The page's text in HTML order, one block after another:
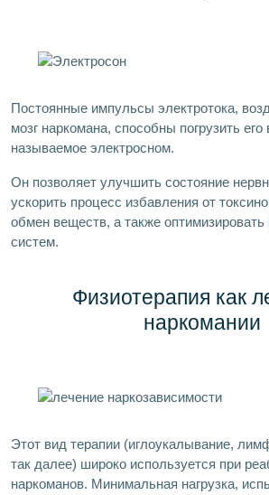
Постоянные импульсы электротока,
мозг наркомана, способны погрузить
называемое электросном.
Он позволяет улучшить состояние
ускорить процесс избавления от
обмен веществ, а также оптимизировать
систем.
Физиотерапия как
наркомании
Этот вид терапии (иглоукалывание,
так далее) широко используется при
наркоманов. Минимальная нагрузка,